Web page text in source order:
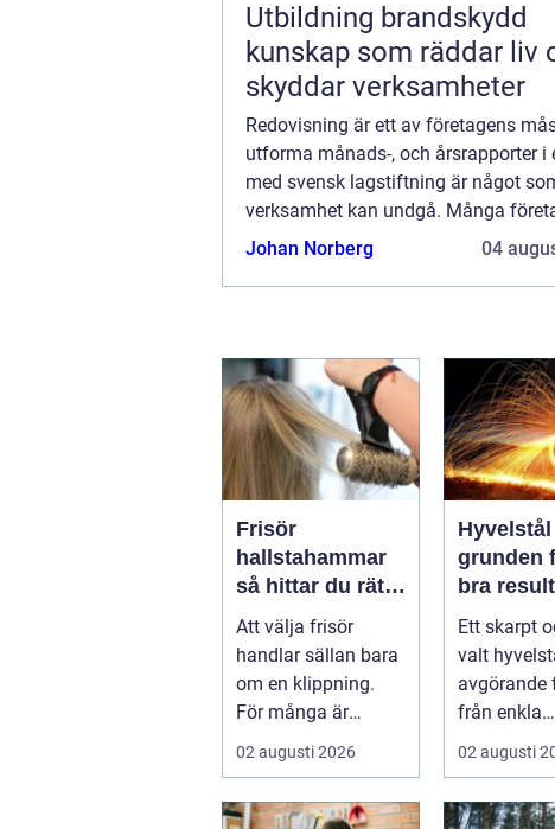
Utbildning brandskydd
kunskap som räddar liv
skyddar verksamheter
Redovisning är ett av företagens
utforma månads-, och årsrapporter i
med svensk lagstiftning är något
verksamhet kan undgå. Många
väljer att anstä...
Johan Norberg 04
Frisör
hallstahammar
så hittar du rätt
salong för stil,
kvalitet och
känsla
Att välja frisör
handlar sällan bara
om en klippning.
För många är
besöket en paus i
02 augusti 2026
Hyvelstål
grunden
bra
hyvling
Ett skarpt
valt
avgörande
från enkla
02 augusti